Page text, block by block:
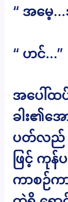
“ အမေ့
“ ဟင်…”
အပေါ်
ခါး၏အ
ပတ်လည် စ
ဖြင့် ကုန်
ကာစဉ်က